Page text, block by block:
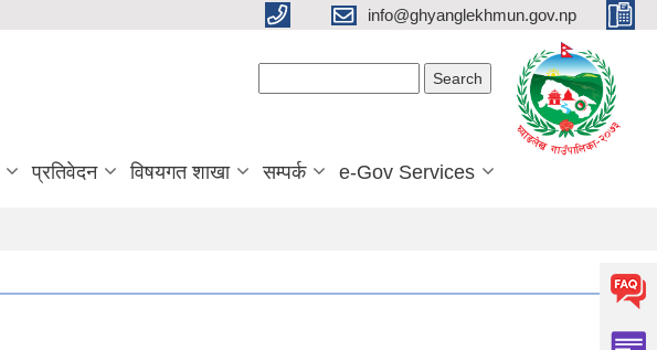
info@ghyanglekhmun.gov.np
प्रतिवेदन विषयगत शाखा सम्पर्क e-Gov Services